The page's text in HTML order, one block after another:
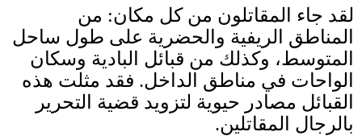
لقد جاء المقاتلون من كل مكان: من
المناطق الريفية والحضرية على طول ساحل
المتوسط، وكذلك من قبائل البادية وسكان
الواحات في مناطق الداخل. فقد مثلت هذه
القبائل مصادر حيوية لتزويد قضية التحرير
بالرجال المقاتلين.